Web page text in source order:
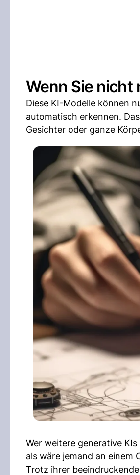
Wenn Sie nicht
Diese KI-Modelle können
automatisch erkennen.
Gesichter oder ganze
Wer weitere generative
als wäre jemand an einem
Trotz ihrer